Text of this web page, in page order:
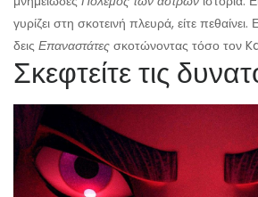
γυρίζει στη σκοτεινή πλευρά, είτε
δεις Επαναστάτες σκοτώνοντας τόσο τον
Σκεφτείτε τις